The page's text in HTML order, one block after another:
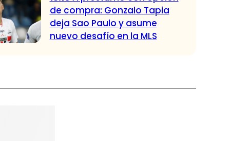
de compra: Gonzalo Tapia
deja Sao Paulo y asume
nuevo desafío en la MLS